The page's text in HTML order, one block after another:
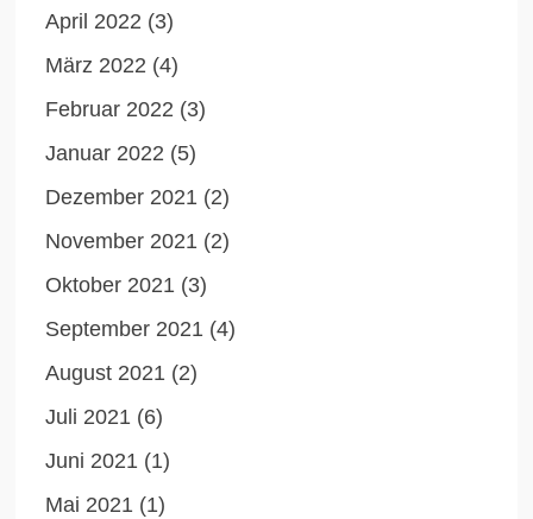
April 2022 (3)
März 2022 (4)
Februar 2022 (3)
Januar 2022 (5)
Dezember 2021 (2)
November 2021 (2)
Oktober 2021 (3)
September 2021 (4)
August 2021 (2)
Juli 2021 (6)
Juni 2021 (1)
Mai 2021 (1)